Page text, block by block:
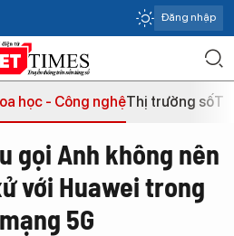
Đăng nhập
học - Công nghệThị trường số
gọi Anh không nên
với Huawei trong
5G